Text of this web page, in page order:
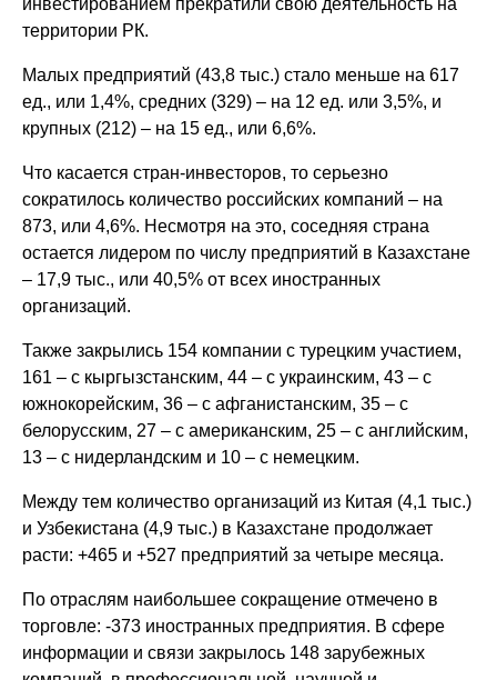
территории РК.
Малых предприятий (43,8 тыс.) стало меньше на 617
ед., или 1,4%, средних (329) – на 12 ед. или 3,5%, и
крупных (212) – на 15 ед., или 6,6%.
Что касается стран-инвесторов, то серьезно
сократилось количество российских компаний – на
873, или 4,6%. Несмотря на это, соседняя страна
остается лидером по числу предприятий в Казахстане
– 17,9 тыс., или 40,5% от всех иностранных
организаций.
Также закрылись 154 компании с турецким участием,
161 – с кыргызстанским, 44 – с украинским, 43 – с
южнокорейским, 36 – с афганистанским, 35 – с
белорусским, 27 – с американским, 25 – с английским,
13 – с нидерландским и 10 – с немецким.
Между тем количество организаций из Китая (4,1 тыс.)
и Узбекистана (4,9 тыс.) в Казахстане продолжает
расти: +465 и +527 предприятий за четыре месяца.
По отраслям наибольшее сокращение отмечено в
торговле: -373 иностранных предприятия. В сфере
информации и связи закрылось 148 зарубежных